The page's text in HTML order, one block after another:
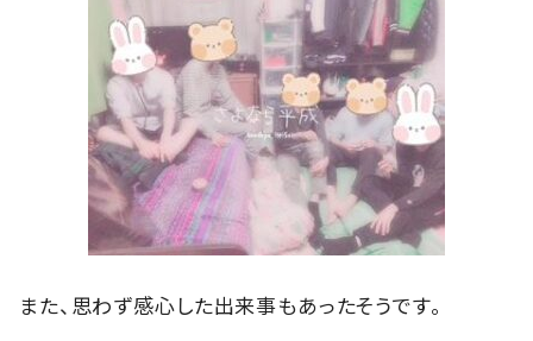
また、思わず感心した出来事もあったそうです。